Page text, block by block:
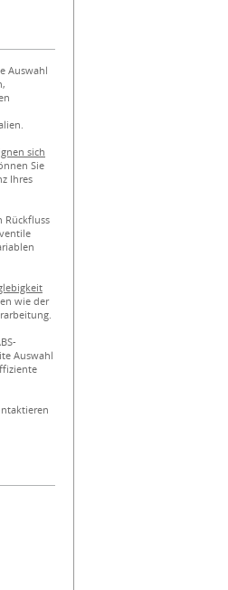
Auswahl
sich
Sie
Ihres
Rückfluss
wie der
Auswahl